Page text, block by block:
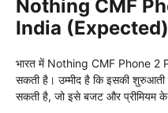
Nothing CMF
India (Expected)
भारत में Nothing CMF Phone 2
सकती है। उम्मीद है कि इसकी
सकती है, जो इसे बजट और प्रीमियम के